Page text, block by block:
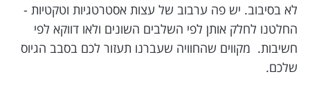
לא בסיבוב. יש פה ערבוב של עצות אסטרטגיות וטקטיות -
החלטנו לחלק אותן לפי השלבים השונים ולאו דווקא לפי
חשיבות. מקווים שהחוויה שעברנו תעזור לכם בסבב הגיוס
שלכם.